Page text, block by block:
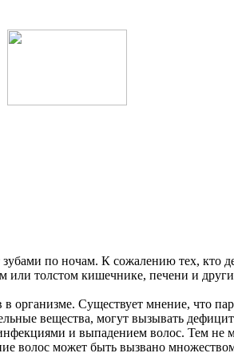
по ночам. К сожалению тех, кто
толстом кишечнике, печени и
Существует мнение, что
вещества, могут вызывать
и выпадением волос. Тем не
волос может быть вызвано